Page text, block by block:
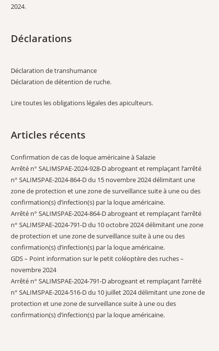
2024.
Déclarations
Déclaration de transhumance
Déclaration de détention de ruche.
Lire toutes les obligations légales des apiculteurs.
Articles récents
Confirmation de cas de loque américaine à Salazie
Arrêté n° SALIMSPAE-2024-928-D abrogeant et remplaçant l’arrêté
n° SALIMSPAE-2024-864-D du 15 novembre 2024 délimitant une
zone de protection et une zone de surveillance suite à une ou des
confirmation(s) d’infection(s) par la loque américaine.
Arrêté n° SALIMSPAE-2024-864-D abrogeant et remplaçant l’arrêté
n° SALIMSPAE-2024-791-D du 10 octobre 2024 délimitant une zone
de protection et une zone de surveillance suite à une ou des
confirmation(s) d’infection(s) par la loque américaine.
GDS – Point information sur le petit coléoptère des ruches –
novembre 2024
Arrêté n° SALIMSPAE-2024-791-D abrogeant et remplaçant l’arrêté
n° SALIMSPAE-2024-516-D du 10 juillet 2024 délimitant une zone de
protection et une zone de surveillance suite à une ou des
confirmation(s) d’infection(s) par la loque américaine.